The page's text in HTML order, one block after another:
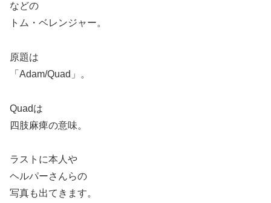
などの
トム・ベレンジャー。
原題は
「Adam/Quad」。
Quadは
四肢麻痺の意味。
ラストに本人や
ヘルパーさんらの
写真も出てきます。